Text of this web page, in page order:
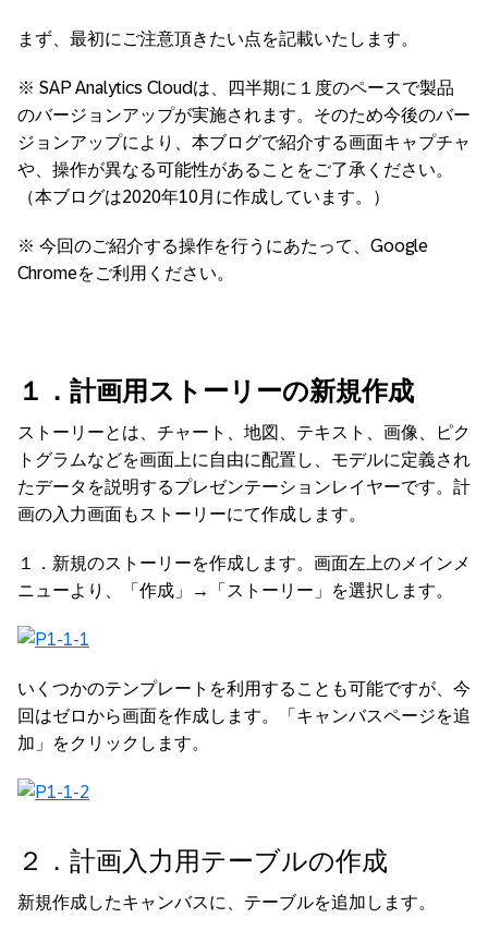
まず、最初にご注意頂きたい点を記載いたします。
※ SAP Analytics Cloudは、四半期に１度のペースで製品
のバージョンアップが実施されます。そのため今後のバー
ジョンアップにより、本ブログで紹介する画面キャプチャ
や、操作が異なる可能性があることをご了承ください。
（本ブログは2020年10月に作成しています。）
※ 今回のご紹介する操作を行うにあたって、Google
Chromeをご利用ください。
１．計画用ストーリーの新規作成
ストーリーとは、チャート、地図、テキスト、画像、ピク
トグラムなどを画面上に自由に配置し、モデルに定義され
たデータを説明するプレゼンテーションレイヤーです。計
画の入力画面もストーリーにて作成します。
１．新規のストーリーを作成します。画面左上のメインメ
ニューより、「作成」→「ストーリー」を選択します。
いくつかのテンプレートを利用することも可能ですが、今
回はゼロから画面を作成します。「キャンバスページを追
加」をクリックします。
２．計画入力用テーブルの作成
新規作成したキャンバスに、テーブルを追加します。